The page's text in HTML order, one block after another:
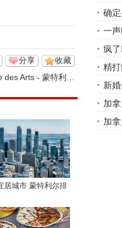
收藏
分享
- 蒙特利尔音乐历史
居城市 蒙特利尔排
裂
确
一
疯
精
$15
新
全
加
遭
加